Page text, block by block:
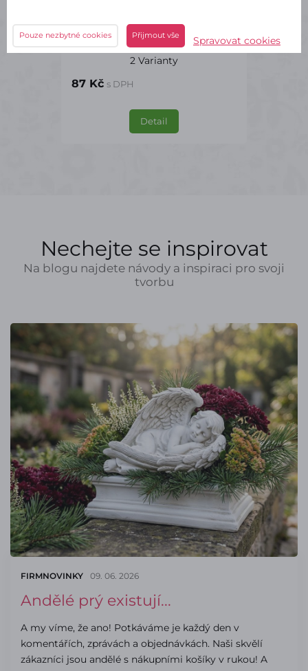
Flizelíny 2 barevné 50cm/10m
2 Varianty
87 Kč s DPH
Detail
Nechejte se inspirovat
Na blogu najdete návody a inspiraci pro svoji
tvorbu
FIRMNOVINKY 09. 06. 2026
Andělé prý existují...
A my víme, že ano! Potkáváme je každý den v
komentářích, zprávách a objednávkách. Naši skvělí
zákazníci jsou andělé s nákupními košíky v rukou! A
Pouze nezbytné cookies Přijmout vše Spravovat cookies